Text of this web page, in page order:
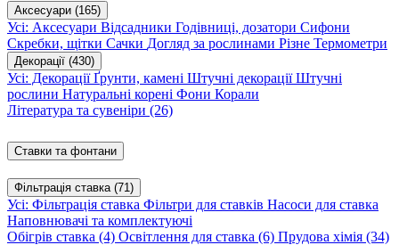
Аксесуари (165)
Усі: Аксесуари Відсадники Годівниці, дозатори Сифони
Скребки, щітки Сачки Догляд за рослинами Різне Термометри
Декорації (430)
Усі: ДекораціїҐрунти, камені Штучні декораціїШтучні
рослини Натуральні корені Фони Корали
Література та сувеніри (26)
Ставки та фонтани
Фільтрація ставка (71)
Усі: Фільтрація ставка Фільтри для ставків Насоси для ставка
Наповнювачі та комплектуючі
Обігрів ставка (4) Освітлення для ставка (6) Прудова хімія (34)